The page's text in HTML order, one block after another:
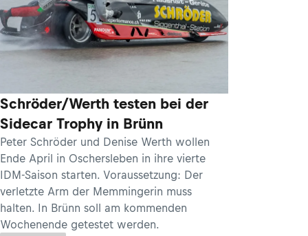
Schröder/Werth testen bei der
Sidecar Trophy in Brünn
Peter Schröder und Denise Werth wollen
Ende April in Oschersleben in ihre vierte
IDM-Saison starten. Voraussetzung: Der
verletzte Arm der Memmingerin muss
halten. In Brünn soll am kommenden
Wochenende getestet werden.